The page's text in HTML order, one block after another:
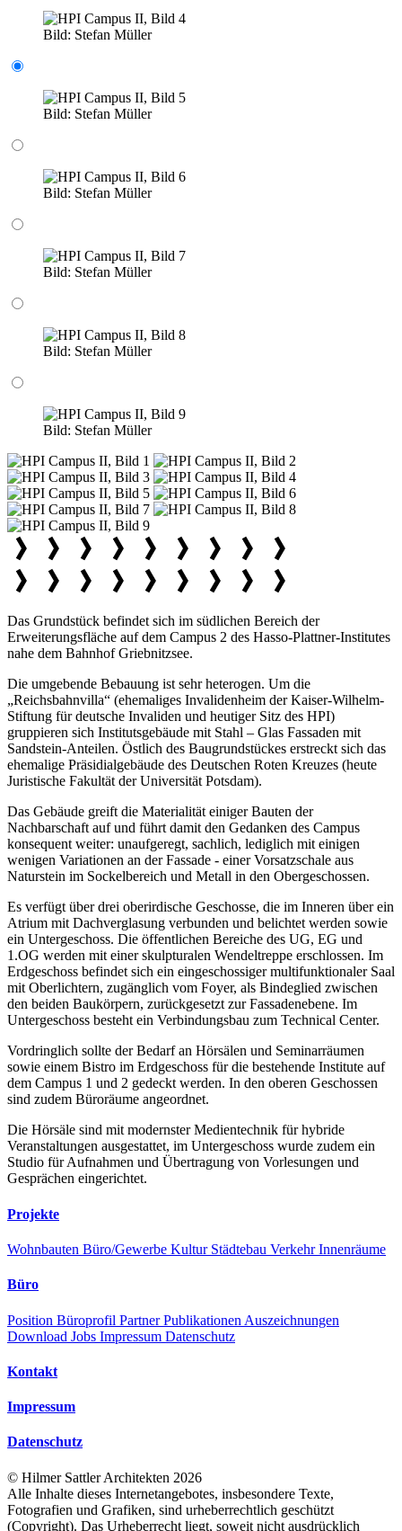
Bild: Stefan Müller
Bild: Stefan Müller
Bild: Stefan Müller
Bild: Stefan Müller
Bild: Stefan Müller
Bild: Stefan Müller
Das Grundstück befindet sich im südlichen Bereich der
Erweiterungsfläche auf dem Campus 2 des Hasso-Plattner-Institutes
nahe dem Bahnhof Griebnitzsee.
Die umgebende Bebauung ist sehr heterogen. Um die
„Reichsbahnvilla“ (ehemaliges Invalidenheim der Kaiser-Wilhelm-
Stiftung für deutsche Invaliden und heutiger Sitz des HPI)
gruppieren sich Institutsgebäude mit Stahl – Glas Fassaden mit
Sandstein-Anteilen. Östlich des Baugrundstückes erstreckt sich das
ehemalige Präsidialgebäude des Deutschen Roten Kreuzes (heute
Juristische Fakultät der Universität Potsdam).
Das Gebäude greift die Materialität einiger Bauten der
Nachbarschaft auf und führt damit den Gedanken des Campus
konsequent weiter: unaufgeregt, sachlich, lediglich mit einigen
wenigen Variationen an der Fassade - einer Vorsatzschale aus
Naturstein im Sockelbereich und Metall in den Obergeschossen.
Es verfügt über drei oberirdische Geschosse, die im Inneren über ein
Atrium mit Dachverglasung verbunden und belichtet werden sowie
ein Untergeschoss. Die öffentlichen Bereiche des UG, EG und
1.OG werden mit einer skulpturalen Wendeltreppe erschlossen. Im
Erdgeschoss befindet sich ein eingeschossiger multifunktionaler Saal
mit Oberlichtern, zugänglich vom Foyer, als Bindeglied zwischen
den beiden Baukörpern, zurückgesetzt zur Fassadenebene. Im
Untergeschoss besteht ein Verbindungsbau zum Technical Center.
Vordringlich sollte der Bedarf an Hörsälen und Seminarräumen
sowie einem Bistro im Erdgeschoss für die bestehende Institute auf
dem Campus 1 und 2 gedeckt werden. In den oberen Geschossen
sind zudem Büroräume angeordnet.
Die Hörsäle sind mit modernster Medientechnik für hybride
Veranstaltungen ausgestattet, im Untergeschoss wurde zudem ein
Studio für Aufnahmen und Übertragung von Vorlesungen und
Gesprächen eingerichtet.
Projekte
Wohnbauten Büro/Gewerbe Kultur Städtebau VerkehrInnenräume
Büro
Position Büroprofil PartnerPublikationen Auszeichnungen
Download Jobs Impressum Datenschutz
Kontakt
Impressum
Datenschutz
© Hilmer Sattler Architekten 2026
Alle Inhalte dieses Internetangebotes, insbesondere Texte,
Fotografien und Grafiken, sind urheberrechtlich geschützt
(Copyright). Das Urheberrecht liegt, soweit nicht ausdrücklich